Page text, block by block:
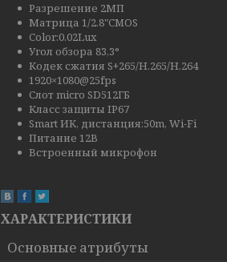
Разрешение 2МП
Матрица 1/2.8"CMOS
Color:0.02Lux
Угол обзора 83,3°
Кодек сжатия S+265/H.265/H.264
1920×1080@25fps
Слот micro SD512ГБ
Класс защиты IP67
Smart ИК, дистанция:50m, Wi-Fi
Питание 12В
Встроенный микрофон
ХАРАКТЕРИСТИКИ
Основные атрибуты